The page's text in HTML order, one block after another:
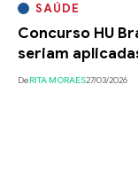
SAÚDE
Concurso HU
seriam
DeRITA MORAES27/03/2026